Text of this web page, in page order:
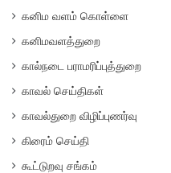
கனிம வளம் கொள்ளை
கனிமவளத்துறை
கால்நடை பராமரிப்புத்துறை
காவல் செய்திகள்
காவல்துறை விழிப்புணர்வு
கிரைம் செய்தி
கூட்டுறவு சங்கம்